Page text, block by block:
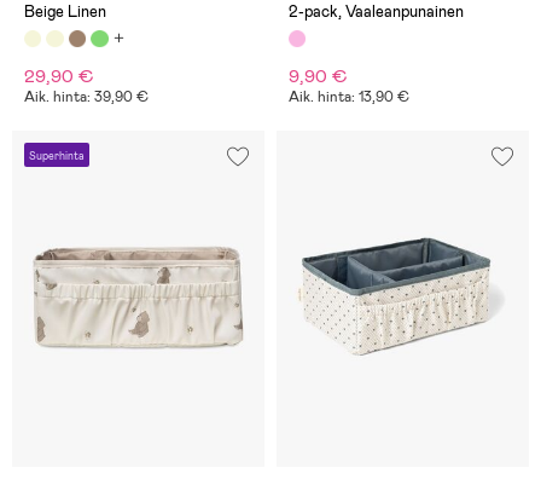
Beige Linen
29,90 €
Aik. hinta: 39,90 €
2-pack, Vaaleanpunainen
9,90 €
Aik. hinta: 13,90 €
Superhinta